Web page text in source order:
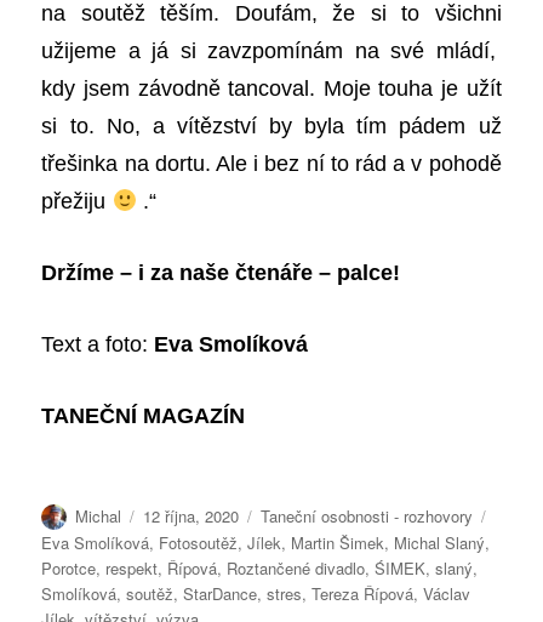
na soutěž těším. Doufám, že si to všichni
užijeme a já si zavzpomínám na své mládí,
kdy jsem závodně tancoval. Moje touha je užít
si to. No, a vítězství by byla tím pádem už
třešinka na dortu. Ale i bez ní to rád a v pohodě
přežiju
.“
Držíme – i za naše čtenáře – palce!
Text a foto: Eva Smolíková
TANEČNÍ MAGAZÍN
Autor:
Michal Publikováno:
12 října, 2020 Rubriky:
Taneční osobnosti - rozhovory
Eva Smolíková, Fotosoutěž,Jílek, Martin Šimek, Michal Slaný,
Porotce, respekt, Řípová, Roztančené divadlo,ŚIMEK,slaný,
Smolíková,soutěž,StarDance,stres,Tereza Řípová,Václav